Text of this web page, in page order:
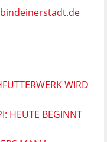
WIRD
HEUTE BEGINNT